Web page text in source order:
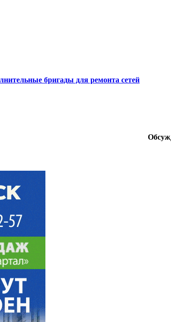
бригады для ремонта сетей